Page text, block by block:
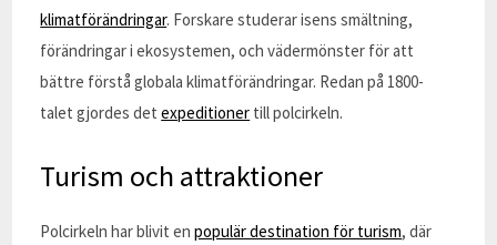
klimatförändringar. Forskare studerar isens smältning,
förändringar i ekosystemen, och vädermönster för att
bättre förstå globala klimatförändringar. Redan på 1800-
talet gjordes detexpeditioner till polcirkeln.
Turism och attraktioner
Polcirkeln har blivit enpopulär destination för turism, där